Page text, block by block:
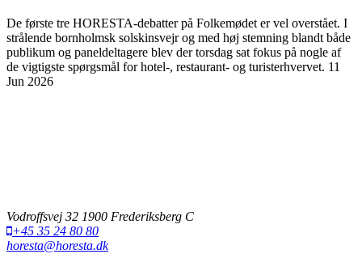
De første tre HORESTA-debatter på Folkemødet er vel overstået. I
strålende bornholmsk solskinsvejr og med høj stemning blandt både
publikum og paneldeltagere blev der torsdag sat fokus på nogle af
de vigtigste spørgsmål for hotel-, restaurant- og turisterhvervet. 11
Jun 2026
Vodroffsvej 32 1900 Frederiksberg C
+45 35 24 80 80
horesta@horesta.dk